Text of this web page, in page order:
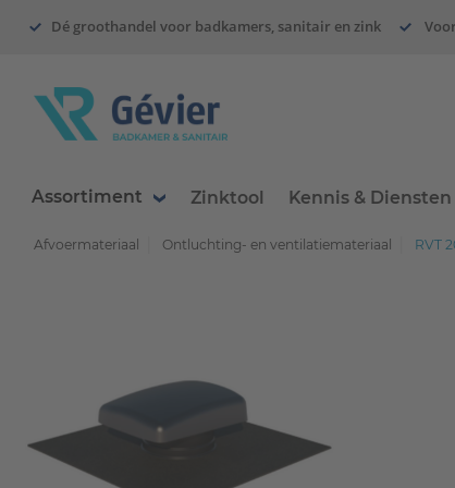
Dé groothandel voor badkamers, sanitair en zink
Assortiment Zinktool Kennis & Diensten
Afvoermateriaal Ontluchting- en ventilatiemateriaal RVT